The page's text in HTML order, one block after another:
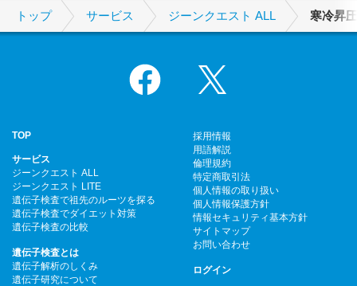
トップ サービス ジーンクエスト ALL 寒冷昇
Facebook
TOP
サービス
ジーンクエスト ALL
ジーンクエスト LITE
遺伝子検査で祖先のルーツを探る
遺伝子検査でダイエット対策
遺伝子検査の比較
遺伝子検査とは
遺伝子解析のしくみ
遺伝子研究について
採用情報
用語解説
倫理規約
特定商取引法
個人情報の取り扱い
個人情報保護方針
情報セキュリティ基本方針
サイトマップ
お問い合わせ
ログイン